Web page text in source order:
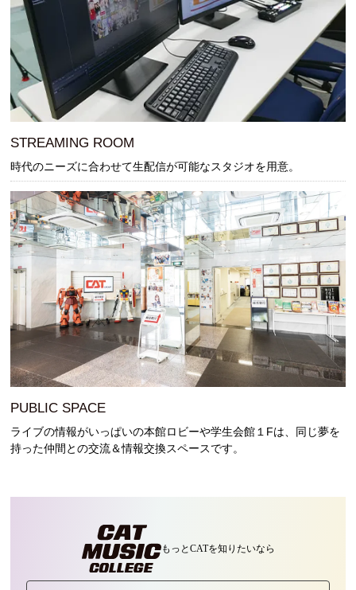
STREAMING ROOM
時代のニーズに合わせて生配信が可能なスタジオを用意。
PUBLIC SPACE
ライブの情報がいっぱいの本館ロビーや学生会館１Fは、同じ夢を
持った仲間との交流＆情報交換スペースです。
もっとCATを知りたいなら